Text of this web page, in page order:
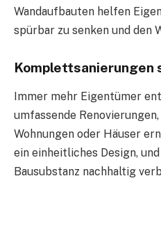
Wandaufbauten helfen
spürbar zu senken und den
Komplettsanierungen
Immer mehr Eigentümer
umfassende
Wohnungen oder Häuser
ein einheitliches Design,
Bausubstanz nachhaltig